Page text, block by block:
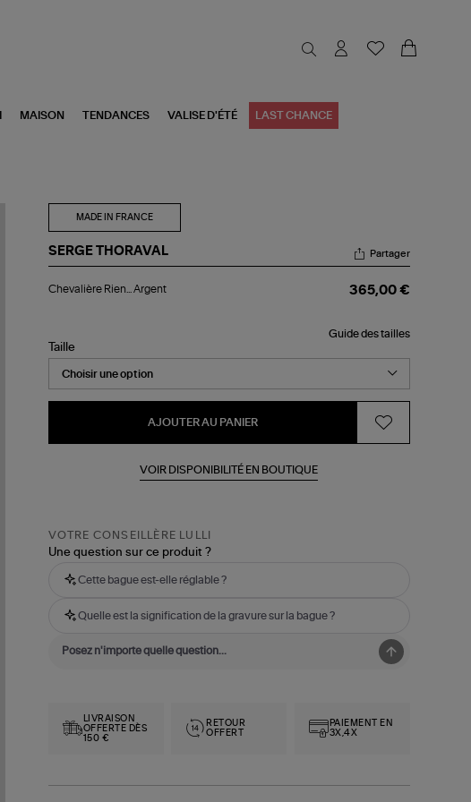
MAISON TENDANCES VALISE D'ÉTÉ LAST CHANCE
MADE IN FRANCE
SERGE THORAVAL
Rien...
Partager
Chevalière Rien... Argent 365,00 €
Guide des tailles
Taille
AJOUTER AU PANIER
VOIR DISPONIBILITÉ EN BOUTIQUE
VOTRE CONSEILLÈRE LULLI
Une question sur ce produit ?
Cette bague est-elle réglable ?
Quelle est la signification de la gravure sur la bague ?
LIVRAISON
OFFERTE DÈS
150 €
RETOUR
OFFERT
PAIEMENT EN
3X,4X